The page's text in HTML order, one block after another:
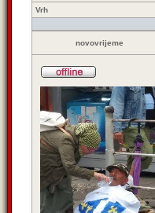
Vrh
novovrijeme